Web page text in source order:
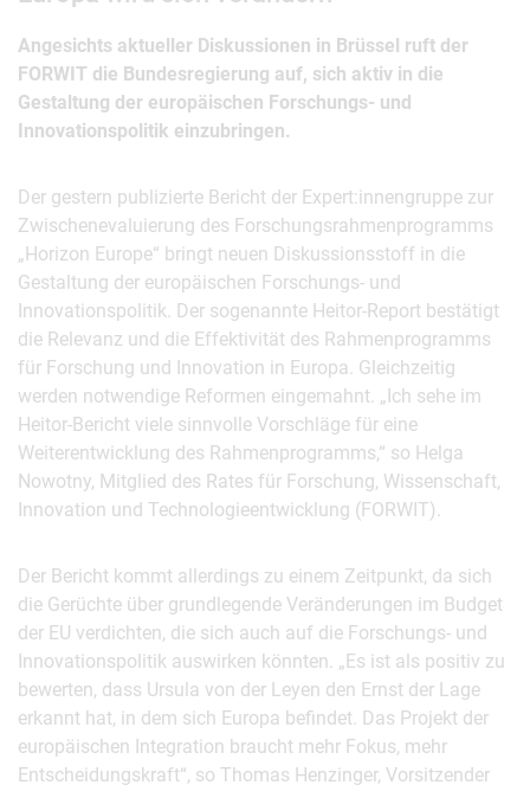
Angesichts aktueller Diskussionen in Brüssel ruft der
FORWIT die Bundesregierung auf, sich aktiv in die
Gestaltung der europäischen Forschungs- und
Innovationspolitik einzubringen.
Der gestern publizierte Bericht der Expert:innengruppe zur
Zwischenevaluierung des Forschungsrahmenprogramms
„Horizon Europe“ bringt neuen Diskussionsstoff in die
Gestaltung der europäischen Forschungs- und
Innovationspolitik. Der sogenannte Heitor-Report bestätigt
die Relevanz und die Effektivität des Rahmenprogramms
für Forschung und Innovation in Europa. Gleichzeitig
werden notwendige Reformen eingemahnt. „Ich sehe im
Heitor-Bericht viele sinnvolle Vorschläge für eine
Weiterentwicklung des Rahmenprogramms,“ so Helga
Nowotny, Mitglied des Rates für Forschung, Wissenschaft,
Innovation und Technologieentwicklung (FORWIT).
Der Bericht kommt allerdings zu einem Zeitpunkt, da sich
die Gerüchte über grundlegende Veränderungen im Budget
der EU verdichten, die sich auch auf die Forschungs- und
Innovationspolitik auswirken könnten. „Es ist als positiv zu
bewerten, dass Ursula von der Leyen den Ernst der Lage
erkannt hat, in dem sich Europa befindet. Das Projekt der
europäischen Integration braucht mehr Fokus, mehr
Entscheidungskraft“, so Thomas Henzinger, Vorsitzender